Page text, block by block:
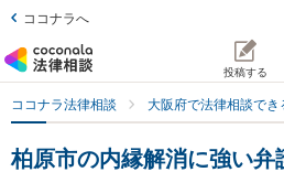
ココナラへ
投稿する
ココナラ法律相談 大阪府で法律相談でき
柏原市の内縁解消に強い弁